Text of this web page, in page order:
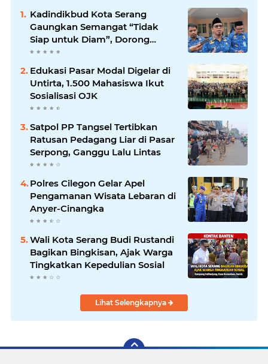
Kadindikbud Kota Serang
Gaungkan Semangat “Tidak
Siap untuk Diam”, Dorong
Layanan Lebih Responsif
Edukasi Pasar Modal Digelar di
Untirta, 1.500 Mahasiswa Ikut
Sosialisasi OJK
Satpol PP Tangsel Tertibkan
Ratusan Pedagang Liar di Pasar
Serpong, Ganggu Lalu Lintas
Polres Cilegon Gelar Apel
Pengamanan Wisata Lebaran di
Anyer-Cinangka
Wali Kota Serang Budi Rustandi
Bagikan Bingkisan, Ajak Warga
Tingkatkan Kepedulian Sosial
Lihat Selengkapnya